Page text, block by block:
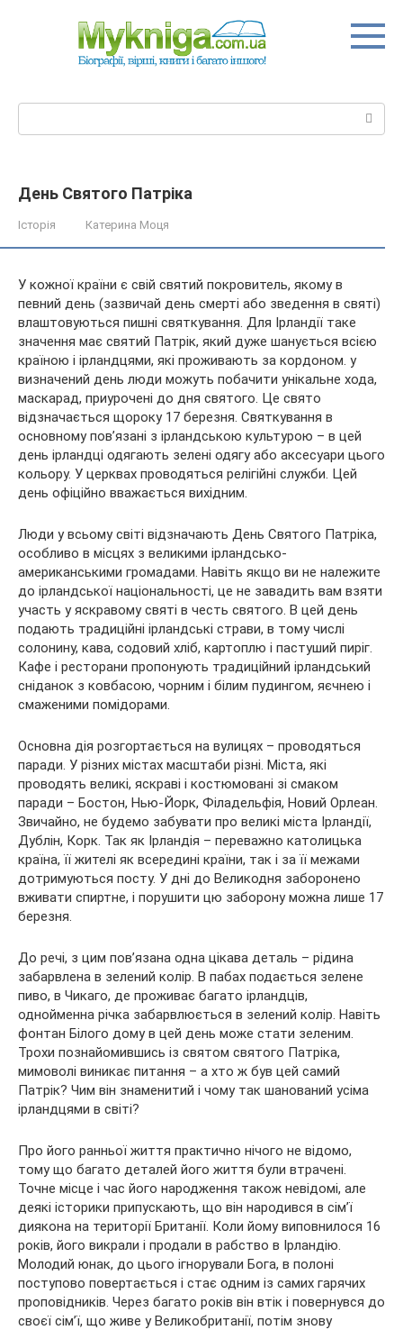
День Святого Патріка
Історія Катерина Моця
У кожної країни є свій святий покровитель, якому в
певний день (зазвичай день смерті або зведення в святі)
влаштовуються пишні святкування. Для Ірландії таке
значення має святий Патрік, який дуже шанується всією
країною і ірландцями, які проживають за кордоном. у
визначений день люди можуть побачити унікальне хода,
маскарад, приурочені до дня святого. Це свято
відзначається щороку 17 березня. Святкування в
основному пов’язані з ірландською культурою – в цей
день ірландці одягають зелені одягу або аксесуари цього
кольору. У церквах проводяться релігійні служби. Цей
день офіційно вважається вихідним.
Люди у всьому світі відзначають День Святого Патріка,
особливо в місцях з великими ірландсько-
американськими громадами. Навіть якщо ви не належите
до ірландської національності, це не завадить вам взяти
участь у яскравому святі в честь святого. В цей день
подають традиційні ірландські страви, в тому числі
солонину, кава, содовий хліб, картоплю і пастуший пиріг.
Кафе і ресторани пропонують традиційний ірландський
сніданок з ковбасою, чорним і білим пудингом, яєчнею і
смаженими помідорами.
Основна дія розгортається на вулицях – проводяться
паради. У різних містах масштаби різні. Міста, які
проводять великі, яскраві і костюмовані зі смаком
паради – Бостон, Нью-Йорк, Філадельфія, Новий Орлеан.
Звичайно, не будемо забувати про великі міста Ірландії,
Дублін, Корк. Так як Ірландія – переважно католицька
країна, її жителі як всередині країни, так і за її межами
дотримуються посту. У дні до Великодня заборонено
вживати спиртне, і порушити цю заборону можна лише 17
березня.
До речі, з цим пов’язана одна цікава деталь – рідина
забарвлена в зелений колір. В пабах подається зелене
пиво, в Чикаго, де проживає багато ірландців,
однойменна річка забарвлюється в зелений колір. Навіть
фонтан Білого дому в цей день може стати зеленим.
Трохи познайомившись із святом святого Патріка,
мимоволі виникає питання – а хто ж був цей самий
Патрік? Чим він знаменитий і чому так шанований усіма
ірландцями в світі?
Про його ранньої життя практично нічого не відомо,
тому що багато деталей його життя були втрачені.
Точне місце і час його народження також невідомі, але
деякі історики припускають, що він народився в сім’ї
диякона на території Британії. Коли йому виповнилося 16
років, його викрали і продали в рабство в Ірландію.
Молодий юнак, до цього ігнорували Бога, в полоні
поступово повертається і стає одним із самих гарячих
проповідників. Через багато років він втік і повернувся до
своєї сім’ї, що живе у Великобританії, потім знову